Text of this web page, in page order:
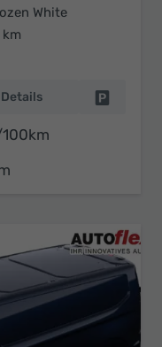
White
km
Details